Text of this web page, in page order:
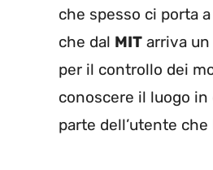
che spesso ci porta
che dal MIT arriva
per il controllo dei
conoscere il luogo
parte dell’utente